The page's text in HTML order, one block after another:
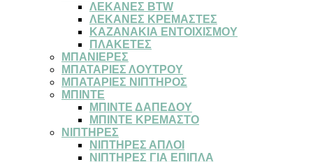
ΛΕΚΑΝΕΣ BTW
ΛΕΚΑΝΕΣ ΚΡΕΜΑΣΤΕΣ
ΚΑΖΑΝΑΚΙΑ ΕΝΤΟΙΧΙΣΜΟΥ
ΠΛΑΚΕΤΕΣ
ΜΠΑΝΙΕΡΕΣ
ΜΠΑΤΑΡΙΕΣ ΛΟΥΤΡΟΥ
ΜΠΑΤΑΡΙΕΣ ΝΙΠΤΗΡΟΣ
ΜΠΙΝΤΕ
ΜΠΙΝΤΕ ΔΑΠΕΔΟΥ
ΜΠΙΝΤΕ ΚΡΕΜΑΣΤΟ
ΝΙΠΤΗΡΕΣ
ΝΙΠΤΗΡΕΣ ΑΠΛΟΙ
ΝΙΠΤΗΡΕΣ ΓΙΑ ΕΠΙΠΛΑ